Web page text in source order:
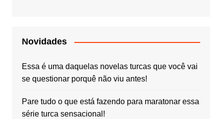
Novidades
Essa é uma daquelas novelas turcas que você vai
se questionar porquê não viu antes!
Pare tudo o que está fazendo para maratonar essa
série turca sensacional!